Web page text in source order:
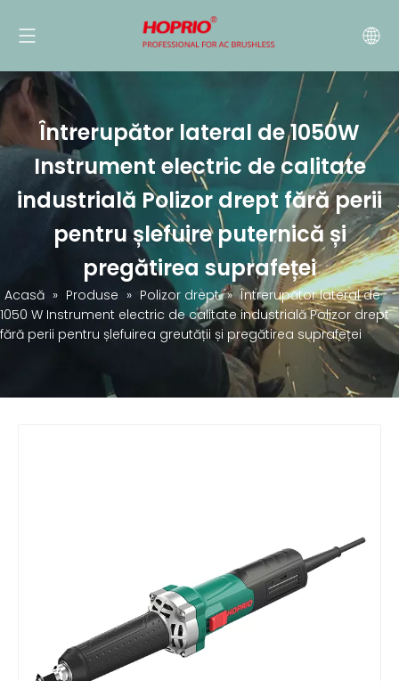
Întrerupător lateral de 1050W
Instrument electric de calitate
industrială Polizor drept fără perii
pentru șlefuire puternică și
pregătirea suprafeței
Acasă » Produse » Polizor drept » Întrerupător lateral de
1050 W Instrument electric de calitate industrială Polizor drept
fără perii pentru șlefuirea greutății și pregătirea suprafeței